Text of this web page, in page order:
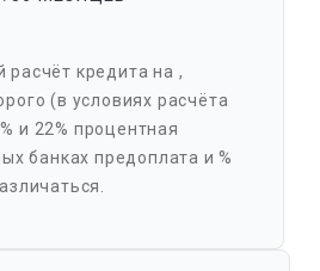
кредита на ,
(в условиях расчёта
и 22% процентная
банках предоплата и %